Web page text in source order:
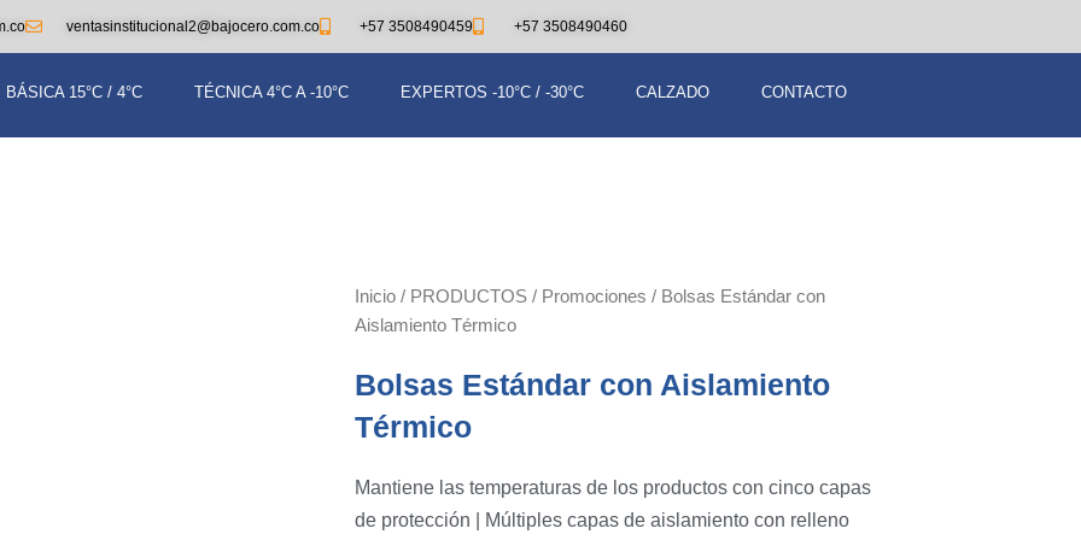
ventasinstitucional2@bajocero.com.co +57 3508490459 +57 3508490460
BÁSICA 15°C / 4°C TÉCNICA 4°C A -10°C EXPERTOS -10°C / -30°C CALZADO CONTACTO
Inicio / PRODUCTOS / Promociones / Bolsas Estándar con
Aislamiento Térmico
Bolsas Estándar con Aislamiento
Térmico
Mantiene las temperaturas de los productos con cinco capas
de protección | Múltiples capas de aislamiento con relleno